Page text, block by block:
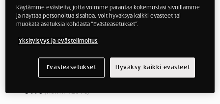
JÄRVENPÄÄ
TEMPUR Topper
SmartCool Medium -
sijauspatja
90x200cm
841€ (norm.1201€)
JÄRVENPÄÄN
2144
Käytämme evästeitä, jotta voimme parantaa kokemustasi sivuillamme
ja näyttää personoitua sisältöä. Voit hyväksyä kaikki evästeet tai
muokata asetuksia kohdasta ”Evästeasetukset”.
Yksityisyys ja evästeilmoitus
Evästeasetukset Hyväksy kaikki evästeet